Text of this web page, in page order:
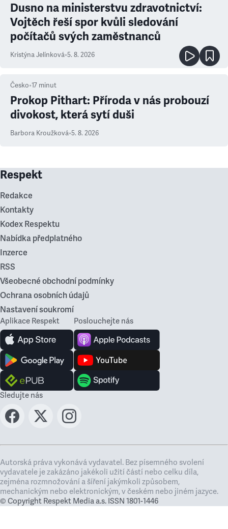
Dusno na ministerstvu zdravotnictví:
Vojtěch řeší spor kvůli sledování
počítačů svých zaměstnanců
Kristýna Jelínková•5. 8. 2026
Česko•17 minut
Prokop Pithart: Příroda v nás probouzí
divokost, která sytí duši
Barbora Kroužková•5. 8. 2026
Respekt
Redakce
Kontakty
Kodex Respektu
Nabídka předplatného
Inzerce
RSS
Všeobecné obchodní podmínky
Ochrana osobních údajů
Nastavení soukromí
Aplikace Respekt Poslouchejte nás
Sledujte nás
Autorská práva vykonává vydavatel. Bez písemného svolení
vydavatele je zakázáno jakékoli užití částí nebo celku díla,
zejména rozmnožování a šíření jakýmkoli způsobem,
mechanickým nebo elektronickým, v českém nebo jiném jazyce.
© Copyright Respekt Media a.s. ISSN 1801-1446